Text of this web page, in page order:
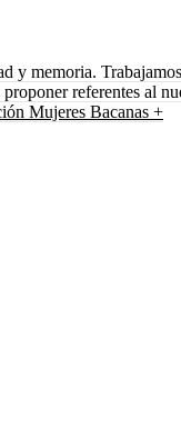
y memoria.
referentes al
Mujeres Bacanas +